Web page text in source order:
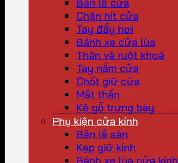
Chặn hít cửa
Tay đẩy hơi
Bánh xe cửa lùa
Thân và ruột khoá
Tay nắm cửa
Chốt giữ cửa
Mắt thần
Kệ gỗ trưng bày
Phụ kiện cửa kính
Bản lề sàn
Kẹp giữ kính
Bánh xe lùa cửa kính